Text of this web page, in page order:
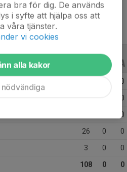
0
0
0
26 0 0
3 0 0
108 0 0
bra för dig. De används
i syfte att hjälpa oss att
våra tjänster.
vi cookies
alla kakor
nödvändiga